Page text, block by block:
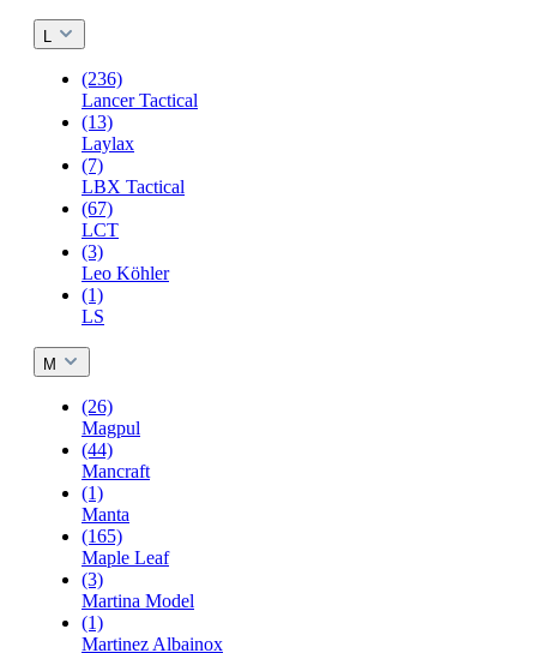
L
(236)
Lancer Tactical
(13)
Laylax
(7)
LBX Tactical
(67)
LCT
(3)
Leo Köhler
(1)
LS
M
(26)
Magpul
(44)
Mancraft
(1)
Manta
(165)
Maple Leaf
(3)
Martina Model
(1)
Martinez Albainox